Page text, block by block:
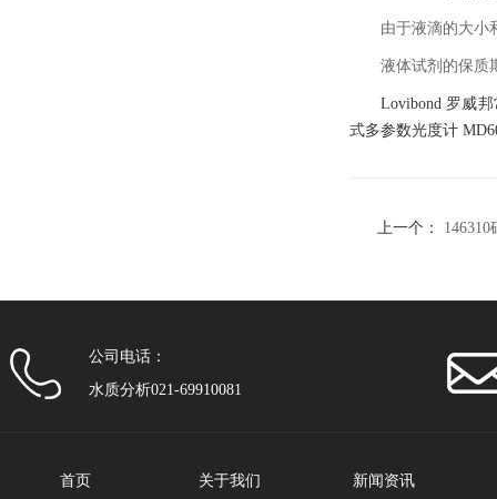
由于液滴的大小
液体试剂的保质
Lovibond 罗威
式多参数光度计
上一个：
公司电话：
水质分析021-69910081
首页 关于我们 新闻资讯